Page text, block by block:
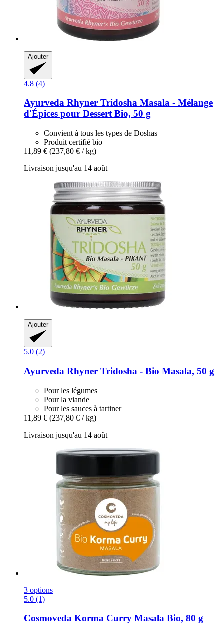
Ajouter
4.8 (4)
Ayurveda Rhyner Tridosha Masala -​ Mélange
d'Épices pour Dessert Bio, 50 g
Convient à tous les types de Doshas
Produit certifié bio
11,89 € (237,80 € / kg)
Livraison jusqu'au 14 août
Ajouter
5.0 (2)
Ayurveda Rhyner Tridosha -​ Bio Masala, 50 g
Pour les légumes
Pour la viande
Pour les sauces à tartiner
11,89 € (237,80 € / kg)
Livraison jusqu'au 14 août
3 options
5.0 (1)
Cosmoveda Korma Curry Masala Bio, 80 g